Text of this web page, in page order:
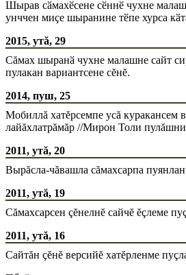
Шырав сӑмахӗсене сӗннӗ чухне
унччен миҫе шыранине тӗпе хурса
2015, утă, 29
Сăмах шыранӑ чухне малашне сайт
пулакан вариантсене сĕнĕ.
2014, пуш, 25
Мобиллă хатĕрсемпе усă куракансем
лайăхлатрăмăр //Мирон Толи
2011, утă, 20
Вырăсла-чăвашла сăмахсарпа
2011, утă, 19
Сăмахсарсен çĕнелнĕ сайчĕ ĕçлеме
2011, утă, 16
Сайтăн çĕнĕ версийĕ хатĕрленме